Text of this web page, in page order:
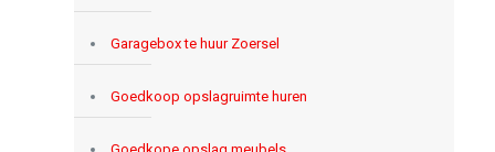
Garagebox te huur Zoersel
Goedkoop opslagruimte huren